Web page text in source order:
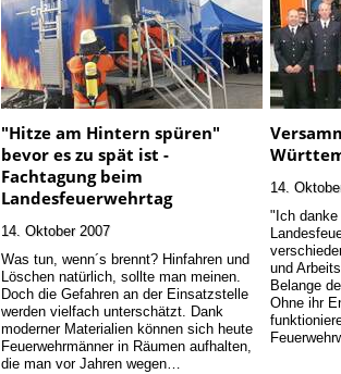
"Hitze am Hintern spüren"
bevor es zu spät ist -
Fachtagung beim
Landesfeuerwehrtag
14. Oktober 2007
Was tun, wenn´s brennt? Hinfahren und
Löschen natürlich, sollte man meinen.
Doch die Gefahren an der Einsatzstelle
werden vielfach unterschätzt. Dank
moderner Materialien können sich heute
Feuerwehrmänner in Räumen aufhalten,
die man vor Jahren wegen…
14.
"Ich
und
Belange
Ohne ihr